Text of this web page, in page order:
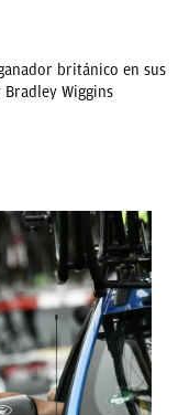
británico en sus
Wiggins